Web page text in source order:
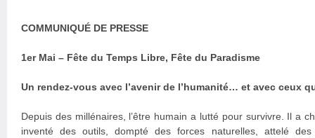
COMMUNIQUÉ DE PRESSE
1er Mai – Fête du Temps Libre, Fête du Paradisme
Un rendez-vous avec l’avenir de l’humanité… et avec ceux
Depuis des millénaires, l’être humain a lutté pour survivre. Il a
inventé des outils, dompté des forces naturelles, attelé des